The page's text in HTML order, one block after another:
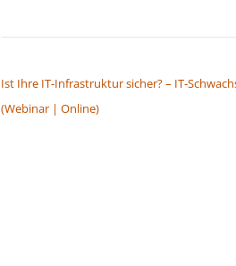
Ist Ihre IT-Infrastruktur sicher? – IT-
(Webinar | Online)